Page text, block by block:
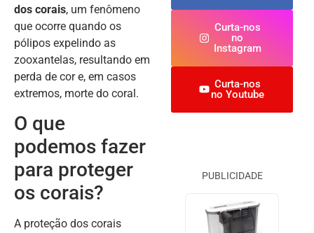
dos corais, um fenômeno
que ocorre quando os
pólipos expelindo as
zooxantelas, resultando em
perda de cor e, em casos
extremos, morte do coral.
O que
podemos fazer
para proteger
os corais?
A proteção dos corais
Curta-nos
no
Instagram
Curta-nos
no Youtube
PUBLICIDADE